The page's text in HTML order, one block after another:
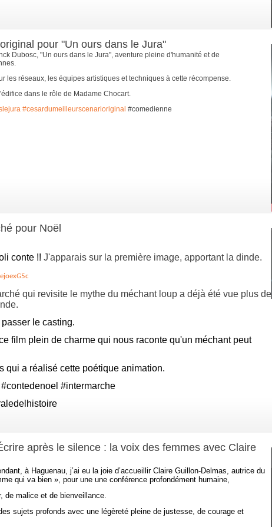
pour "Un ours dans le Jura"
Dubosc, "Un ours dans le Jura", aventure pleine d'humanité et de
les réseaux, les équipes artistiques et techniques à cette récompense.
dans le rôle de Madame Chocart.
#cesardumeilleurscenarioriginal #comedienne
pour Noël
conte !! J'apparais sur la première image, apportant la dinde.
qui revisite le mythe du méchant loup a déjà été vue plus de
le casting.
film plein de charme qui nous raconte qu'un méchant peut
qui a réalisé cette poétique animation.
#contedenoel #intermarche
après le silence : la voix des femmes avec Claire
à Haguenau, j’ai eu la joie d’accueillir Claire Guillon-Delmas, autrice du
qui va bien », pour une une conférence profondément humaine,
de malice et de bienveillance.
sujets profonds avec une légèreté pleine de justesse, de courage et